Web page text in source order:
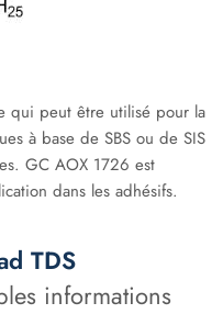
qui peut être utilisé pour la
à base de SBS ou de SIS
GC AOX 1726 est
dans les adhésifs.
TDS
informations